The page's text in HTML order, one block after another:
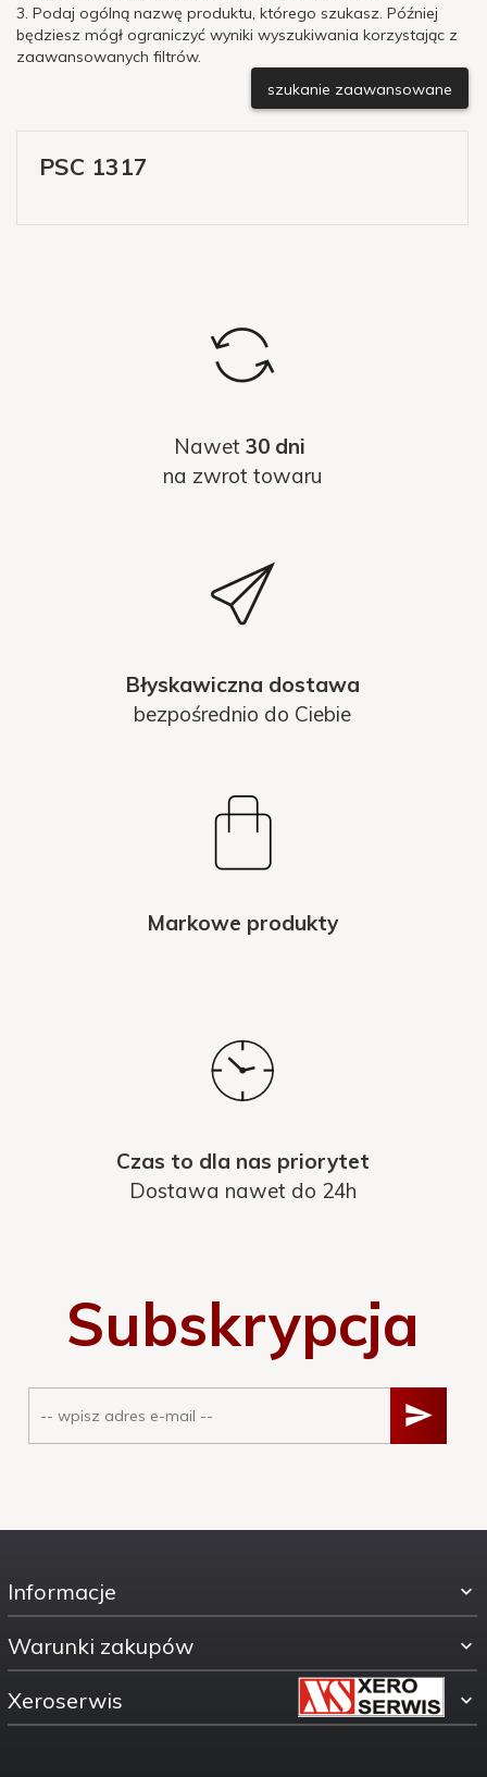
3. Podaj ogólną nazwę produktu, którego szukasz. Później
będziesz mógł ograniczyć wyniki wyszukiwania korzystając z
zaawansowanych filtrów.
szukanie zaawansowane
PSC 1317
Nawet 30 dni
na zwrot towaru
Błyskawiczna dostawa
bezpośrednio do Ciebie
Markowe produkty
Czas to dla nas priorytet
Dostawa nawet do 24h
Subskrypcja
Informacje
Warunki zakupów
Xeroserwis